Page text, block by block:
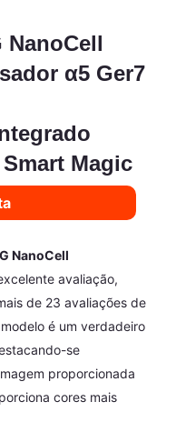
NanoCell
α5 Ger7
Magic
NanoCell
avaliação,
de 23 avaliações de
é um verdadeiro
se
proporcionada
cores mais